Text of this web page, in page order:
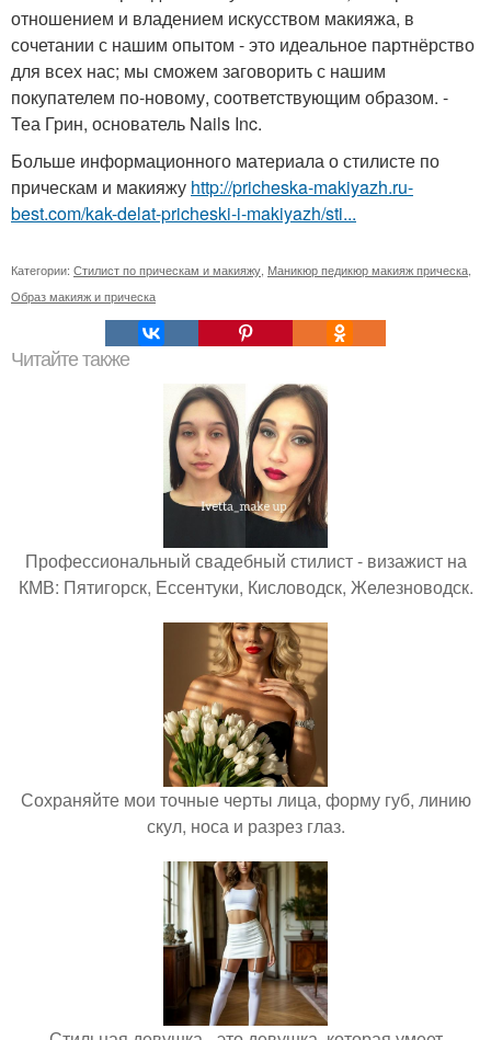
отношением и владением искусством макияжа, в
сочетании с нашим опытом - это идеальное партнёрство
для всех нас; мы сможем заговорить с нашим
покупателем по-новому, соответствующим образом. -
Теа Грин, основатель Nails Inc.
Больше информационного материала о стилисте по
прическам и макияжу http://pricheska-makiyazh.ru-
best.com/kak-delat-pricheski-i-makiyazh/sti...
Категории: Стилист по прическам и макияжу Маникюр педикюр макияж прическа
Образ макияж и прическа
Читайте также
Профессиональный свадебный стилист - визажист на
КМВ: Пятигорск, Ессентуки, Кисловодск, Железноводск.
Сохраняйте мои точные черты лица, форму губ, линию
скул, носа и разрез глаз.